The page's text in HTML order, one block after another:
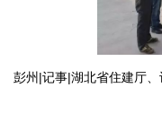
彭州|记事|湖北省住建厅